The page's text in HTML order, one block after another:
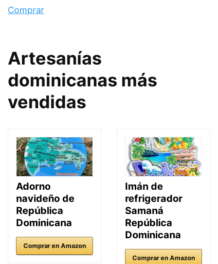
Comprar
Artesanías
dominicanas más
vendidas
Adorno
navideño de
República
Dominicana
Comprar en Amazon
Imán de
refrigerador
Samaná
República
Dominicana
Comprar en Amazon